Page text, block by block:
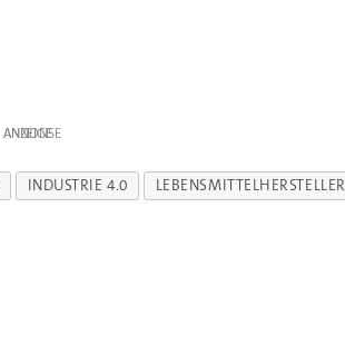
ANZEIGE
INDUSTRIE 4.0 LEBENSMITTELHERSTELLER